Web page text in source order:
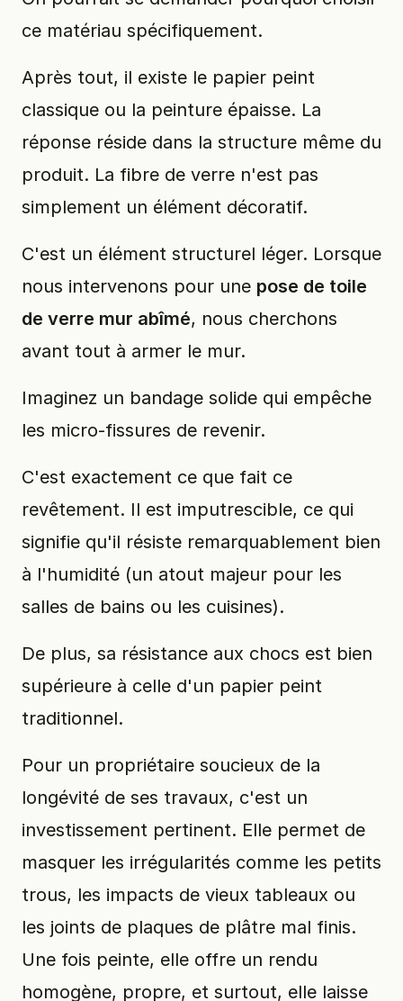
ce matériau spécifiquement.
Après tout, il existe le papier peint
classique ou la peinture épaisse. La
réponse réside dans la structure même du
produit. La fibre de verre n'est pas
simplement un élément décoratif.
C'est un élément structurel léger. Lorsque
nous intervenons pour une pose de toile
de verre mur abîmé, nous cherchons
avant tout à armer le mur.
Imaginez un bandage solide qui empêche
les micro-fissures de revenir.
C'est exactement ce que fait ce
revêtement. Il est imputrescible, ce qui
signifie qu'il résiste remarquablement bien
à l'humidité (un atout majeur pour les
salles de bains ou les cuisines).
De plus, sa résistance aux chocs est bien
supérieure à celle d'un papier peint
traditionnel.
Pour un propriétaire soucieux de la
longévité de ses travaux, c'est un
investissement pertinent. Elle permet de
masquer les irrégularités comme les petits
trous, les impacts de vieux tableaux ou
les joints de plaques de plâtre mal finis.
Une fois peinte, elle offre un rendu
homogène, propre, et surtout, elle laisse